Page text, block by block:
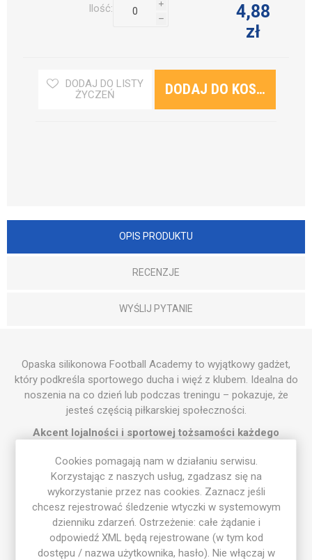
Ilość: i
h
4,88
zł
DODAJ DO LISTY
ŻYCZEŃ
OPIS PRODUKTU
RECENZJE
WYŚLIJ PYTANIE
Opaska silikonowa Football Academy to wyjątkowy gadżet,
który podkreśla sportowego ducha i więź z klubem. Idealna do
noszenia na co dzień lub podczas treningu – pokazuje, że
jesteś częścią piłkarskiej społeczności.
Akcent lojalności i sportowej tożsamości każdego
Cechy produktu:
✔️ Elastyczny silikon dopasowujący się do nadgarstka.
✔️ Dwustronny nadruk: hasło #JestemCzęściąGry oraz
grafika Football Academy.
✔️ Klasyczny design w barwach Football Academy.
Cookies pomagają nam w działaniu serwisu.
Korzystając z naszych usług, zgadzasz się na
wykorzystanie przez nas cookies. Zaznacz jeśli
chcesz rejestrować śledzenie wtyczki w systemowym
dzienniku zdarzeń. Ostrzeżenie: całe żądanie i
odpowiedź XML będą rejestrowane (w tym kod
dostępu / nazwa użytkownika, hasło). Nie włączaj w